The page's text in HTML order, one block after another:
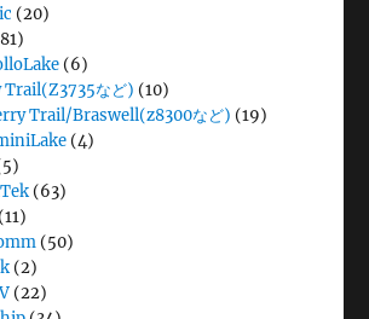
(20)
(6)
Trail(Z3735など) (10)
Trail/Braswell(z8300など) (19)
(4)
(63)
(11)
(50)
(2)
(22)